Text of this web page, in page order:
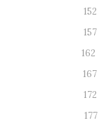
152
157
162
167
172
177